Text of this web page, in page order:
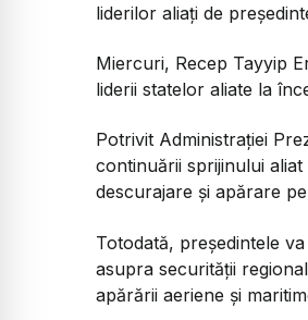
liderilor aliați de
Miercuri, Recep Tayyip
liderii statelor aliate la
Potrivit Administrației
continuării sprijinului
descurajare și apărare
Totodată, președintele
asupra securității
apărării aeriene și